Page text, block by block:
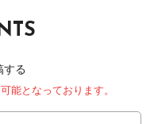
する
能となっております。